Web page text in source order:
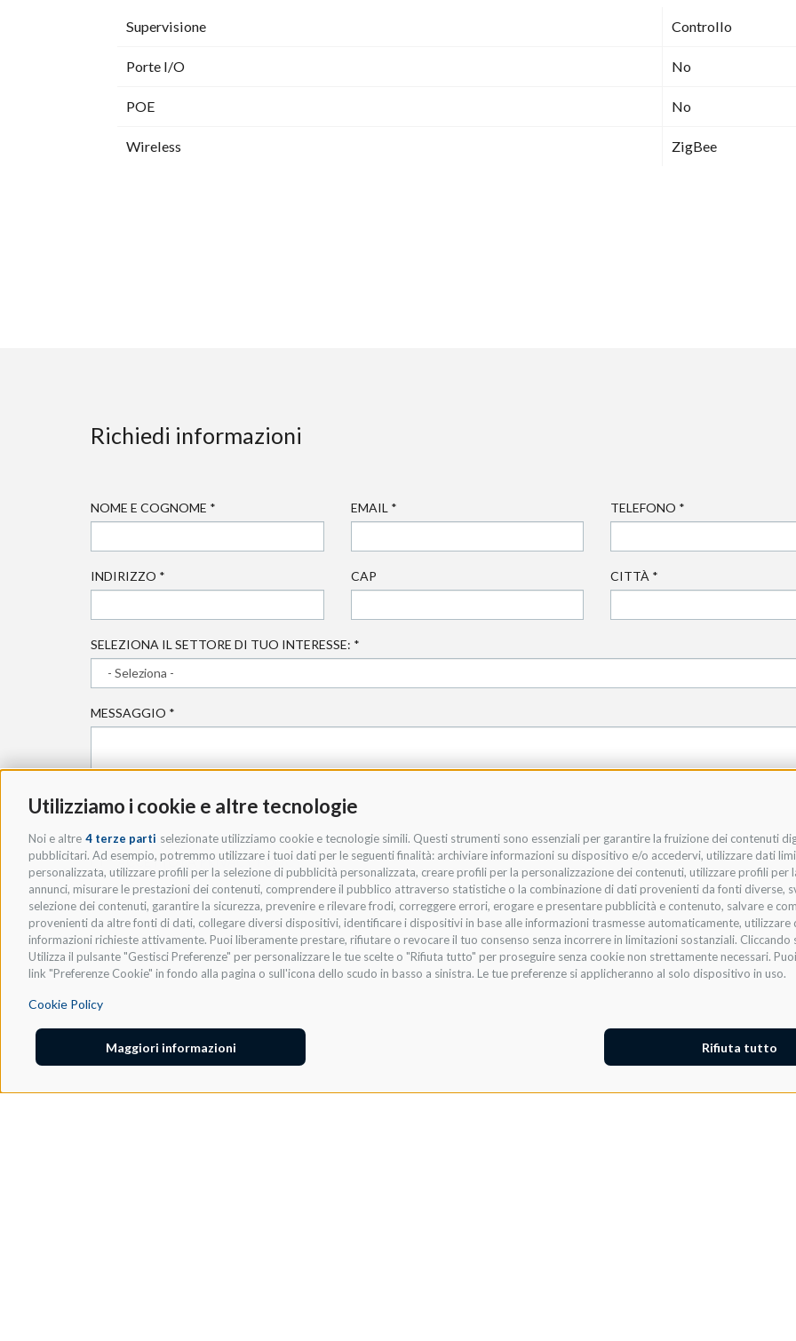
Utilizziamo i cookie e altre tecnologie
Noi e altre 4 terze parti selezionate utilizziamo cookie e tecnologie simili. Questi strumenti sono essenziali per garantire la fruizione dei contenuti
pubblicitari. Ad esempio, potremmo utilizzare i tuoi dati per le seguenti finalità: archiviare informazioni su dispositivo e/o accedervi, utilizzare dati
personalizzata, utilizzare profili per la selezione di pubblicità personalizzata, creare profili per la personalizzazione dei contenuti, utilizzare profili
annunci, misurare le prestazioni dei contenuti, comprendere il pubblico attraverso statistiche o la combinazione di dati provenienti da fonti diverse,
selezione dei contenuti, garantire la sicurezza, prevenire e rilevare frodi, correggere errori, erogare e presentare pubblicità e contenuto, salvare e
provenienti da altre fonti di dati, collegare diversi dispositivi, identificare i dispositivi in base alle informazioni trasmesse automaticamente,
informazioni richieste attivamente. Puoi liberamente prestare, rifiutare o revocare il tuo consenso senza incorrere in limitazioni sostanziali.
Utilizza il pulsante "Gestisci Preferenze" per personalizzare le tue scelte o "Rifiuta tutto" per proseguire senza cookie non strettamente necessari.
link "Preferenze Cookie" in fondo alla pagina o sull'icona dello scudo in basso a sinistra. Le tue preferenze si applicheranno al solo dispositivo in uso.
Cookie Policy
Rifiuta tutto
Maggiori informazioni
Supervisione Controllo
Porte I/O No
POE No
Wireless ZigBee
Richiedi informazioni
NOME E COGNOME * EMAIL * TELEFONO *
INDIRIZZO * CAP CITTÀ *
SELEZIONA IL SETTORE DI TUO INTERESSE: *
MESSAGGIO *
* ACCETTO LAPRIVACY POLICY.